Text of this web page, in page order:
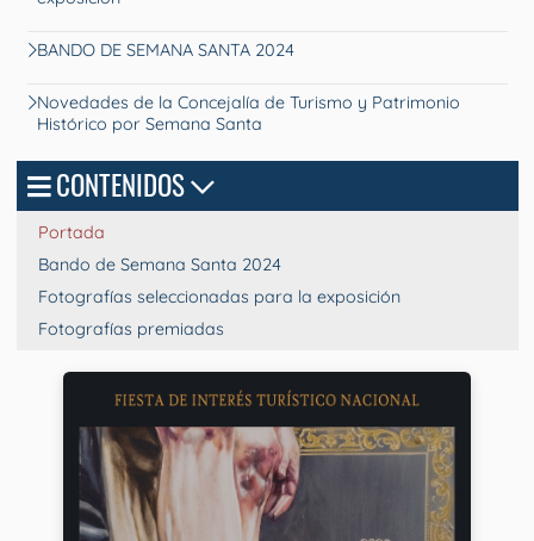
BANDO DE SEMANA SANTA 2024
Novedades de la Concejalía de Turismo y Patrimonio
Histórico por Semana Santa
CONTENIDOS
Portada
Bando de Semana Santa 2024
Fotografías seleccionadas para la exposición
Fotografías premiadas